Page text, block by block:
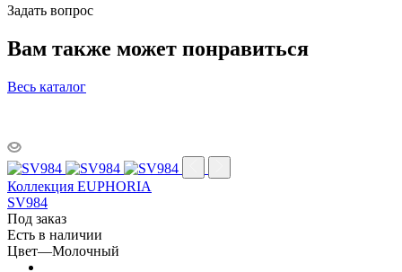
Задать вопрос
Вам также может понравиться
Весь каталог
Коллекция EUPHORIA
SV984
Под заказ
Есть в наличии
Цвет—Молочный